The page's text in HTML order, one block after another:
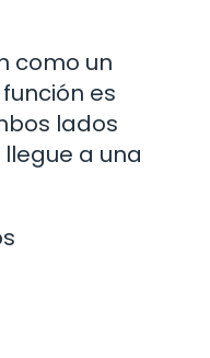
como un
es
lados
a una